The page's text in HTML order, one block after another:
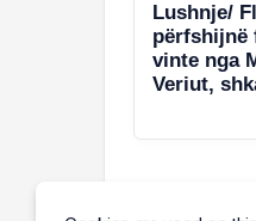
Lushnje/
përfshijnë
vinte nga
Veriut,